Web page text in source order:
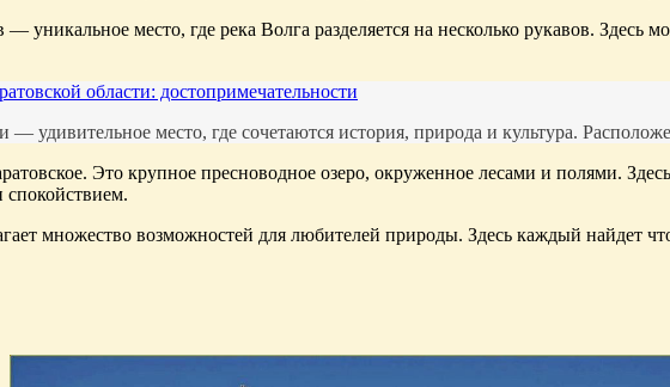
уникальное место, где река Волга разделяется на несколько рукавов. Здесь
области: достопримечательности
— удивительное место, где сочетаются история, природа и культура.
Это крупное пресноводное озеро, окруженное лесами и полями.
спокойствием.
множество возможностей для любителей природы. Здесь каждый найдет